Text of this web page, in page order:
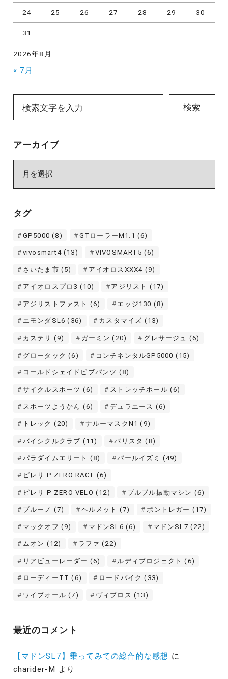
2026年8月
24 25 26 27 28 29 30
31
« 7月
検索
アーカイブ
ブ
タグ
GP5000 (8) GTローラーM1.1 (6)
vivosmart4(13) VIVOSMART5 (6)
さいたま市 (5) アイオロスXXX4 (9)
アイオロスプロ3 (10) アジリスト (17)
アジリストファスト (6) エッジ130 (8)
エモンダSL6 (36) カスタマイズ (13)
カステリ (9) ガーミン (20) グレサージュ (6)
グロータック (6) コンチネンタルGP5000 (15)
コールドシェイドビブパンツ (8)
サイクルスポーツ (6) ストレッチポール (6)
スポーツようかん (6) デュラエース (6)
トレック (20) ナルーマスクN1 (9)
バイシクルクラブ (11) バリスタ (8)
パラダイムエリート (8) パールイズミ (49)
ピレリ P ZERO RACE (6)
ピレリ P ZERO VELO (12) ブルブル振動マシン (6)
ブルーノ (7) ヘルメット (7) ボントレガー (17)
マックオフ (9) マドンSL6 (6) マドンSL7 (22)
ムオン (12) ラファ (22)
リアビューレーダー (6) ルディプロジェクト (6)
ローディーTT (6) ロードバイク (33)
ワイプオール (7) ヴィプロス (13)
最近のコメント
【マドンSL7】乗ってみての総合的な感想 に
charider-M
より